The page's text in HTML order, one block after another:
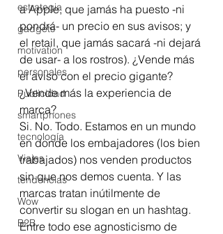
estrategia
gadgets
motivation
personales
Publicidad
smartphones
tecnología
Viajes
tendencias
Wow
B2B
a Apple, que jamás ha puesto -ni
pondrá- un precio en sus avisos; y
el retail, que jamás sacará -ni dejará
de usar- a los rostros). ¿Vende más
el aviso con el precio gigante?
¿Vende más la experiencia de
marca?
Si. No. Todo. Estamos en un mundo
en donde los embajadores (los bien
trabajados) nos venden productos
sin que nos demos cuenta. Y las
marcas tratan inútilmente de
convertir su slogan en un hashtag.
Entre todo ese agnosticismo de